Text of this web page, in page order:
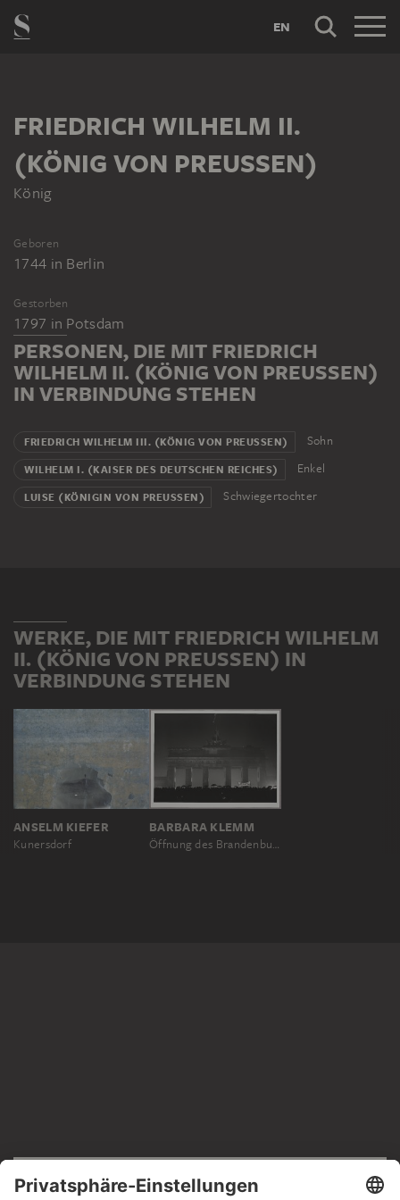
EN
FRIEDRICH WILHELM II.
(KÖNIG VON PREUSSEN)
König
Geboren
1744 in Berlin
Gestorben
1797 in Potsdam
PERSONEN, DIE MIT FRIEDRICH
WILHELM II. (KÖNIG VON PREUSSEN) I
N VERBINDUNG STEHEN
FRIEDRICH WILHELM III. (KÖNIG VON PREUSSEN) Sohn
WILHELM I. (KAISER DES DEUTSCHEN REICHES) Enkel
LUISE (KÖNIGIN VON PREUSSEN) Schwiegertochter
WERKE, DIE MIT FRIEDRICH WILHELM
II. (KÖNIG VON PREUSSEN) IN V
ERBINDUNG STEHEN
ANSELM KIEFER
Kunersdorf
BARBARA KLEMM
Öffnung des Brandenburger Tors, Berlin 22. Dezember 1989
Impressum